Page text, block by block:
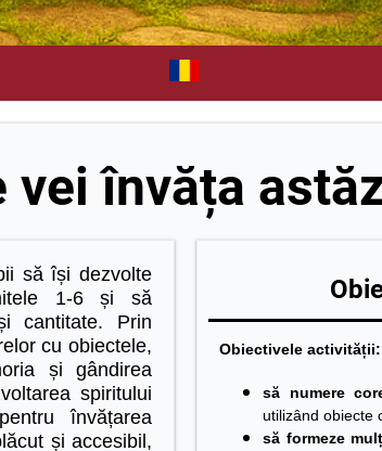
vei învăța
să își dezvolte
1-6 și să
cantitate. Prin
cu obiectele,
și gândirea
spiritului
învățarea
și accesibil,
Obiectivele activității:
să numere
utilizând obiecte
să formeze